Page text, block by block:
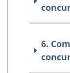
6.